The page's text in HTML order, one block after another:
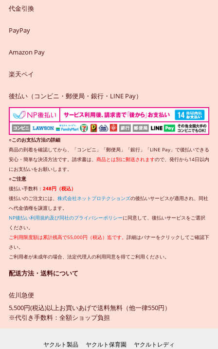
代金引換
PayPay
Amazon Pay
楽天ペイ
後払い（コンビニ・郵便局・銀行・LINE Pay）
○このお支払方法の詳細
商品の到着を確認してから、「コンビニ」「郵便局」「銀行」「LINE Pay」で後払いできる
安心・簡単な決済方法です。請求書は、 商品とは別に郵送されますので、発行から14日以内
にお支払いをお願いします。
○ご注意
後払い手数料： 248円（税込）
後払いのご注文には、 株式会社ネットプロテクションズの後払いサービスが適用され、同社
へ代金債権を譲渡します。
NP後払い利用規約及び同社のプライバシーポリシーに同意して、後払いサービスをご選択
ください。
ご利用限度額は累計残高で55,000円（税込）迄です。 詳細はバナーをクリックしてご確認下
さい。
ご利用者が未成年の場合、法定代理人の利用同意を得てご利用ください。
配送方法・送料について
佐川急便
5,500円(税込)以上お買いあげで送料無料（他一律550円）
※代引き手数料：全額ショップ負担
ヤクルト製品 ヤクルト保育園 ヤクルトレディ